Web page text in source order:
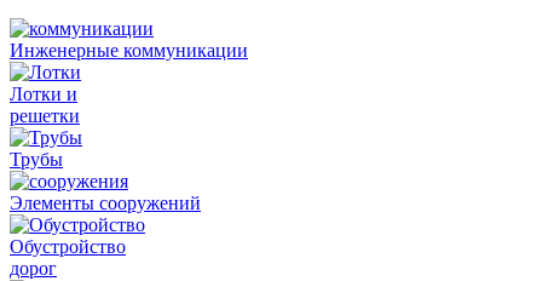
Инженерные коммуникации
Лотки и
решетки
Трубы
Элементы сооружений
Обустройство
дорог